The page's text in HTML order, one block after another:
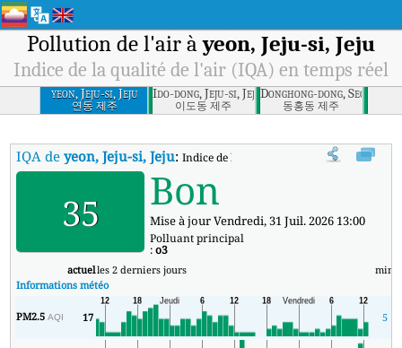
Pollution de l'air àyeon, Jeju-si, Jeju
Indice de la qualité de l'air (IQA) en temps réel
yeon, Jeju-si, Jeju
연동 제주
Ido-dong, Jeju-si, Jeju
이도동 제주
Donghong-dong, Seogwipo-
동홍동 제주
IQA deyeon, Jeju-si, Jeju:Indice de la qualité de l'air (IQA) à yeon,
35 Bon
Mise à jour Vendredi, 31 Juil. 2026 13:00
Polluant principal
:o3
actuelles 2 derniers jours min
Informations météo
PM2.5AQI 17 5